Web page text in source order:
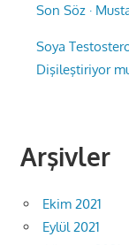
Son Söz ·
Soya
Dişileştiriyor
Arşivler
Ekim 2021
Eylül 2021